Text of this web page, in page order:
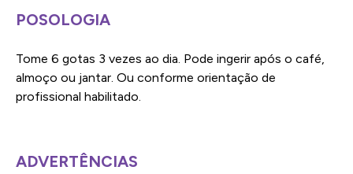
POSOLOGIA
Tome 6 gotas 3 vezes ao dia. Pode ingerir após o café,
almoço ou jantar. Ou conforme orientação de
profissional habilitado.
ADVERTÊNCIAS